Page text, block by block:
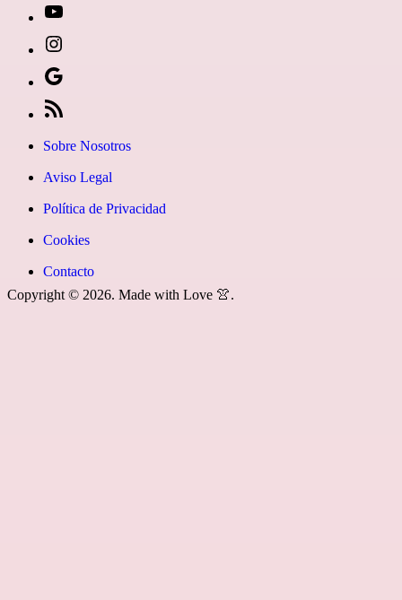
Copyright © 2026. Made with Love 👚.
instagram»]
fa-
youtube»]
Google
News
icon
icon=»fa
fa-
rss»]
Sobre Nosotros
Aviso Legal
Política de Privacidad
Cookies
Contacto